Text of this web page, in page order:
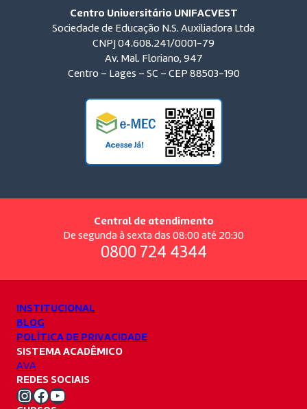
Centro Universitário UNIFACVEST
Sociedade de Educação N.S. Auxiliadora Ltda
CNPJ 04.608.241/0001-79
Av. Mal. Floriano, 947
Centro – Lages – SC – CEP 88503-190
Central de atendimento
De segunda à sexta das 08:00 até 20:30
0800 724 4344
INSTITUCIONAL
BLOG
POLÍTICA DE PRIVACIDADE
SISTEMA ACADÊMICO
AVA
REDES SOCIAIS
Instagram Unifacvest Facebook Unifacvest Youtube Unifacvest